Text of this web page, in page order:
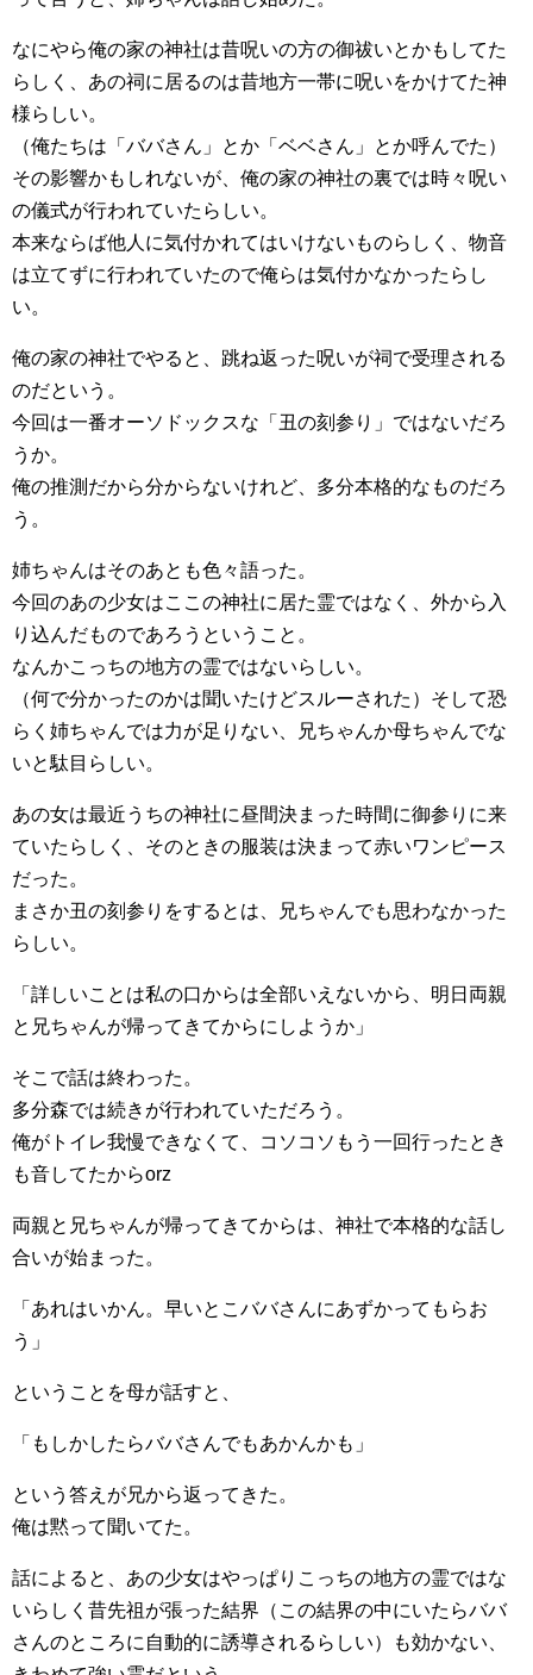
なにやら俺の家の神社は昔呪いの方の御祓いとかもしてた
らしく、あの祠に居るのは昔地方一帯に呪いをかけてた神
様らしい。
（俺たちは「ババさん」とか「ベベさん」とか呼んでた）
その影響かもしれないが、俺の家の神社の裏では時々呪い
の儀式が行われていたらしい。
本来ならば他人に気付かれてはいけないものらしく、物音
は立てずに行われていたので俺らは気付かなかったらし
い。
俺の家の神社でやると、跳ね返った呪いが祠で受理される
のだという。
今回は一番オーソドックスな「丑の刻参り」ではないだろ
うか。
俺の推測だから分からないけれど、多分本格的なものだろ
う。
姉ちゃんはそのあとも色々語った。
今回のあの少女はここの神社に居た霊ではなく、外から入
り込んだものであろうということ。
なんかこっちの地方の霊ではないらしい。
（何で分かったのかは聞いたけどスルーされた）そして恐
らく姉ちゃんでは力が足りない、兄ちゃんか母ちゃんでな
いと駄目らしい。
あの女は最近うちの神社に昼間決まった時間に御参りに来
ていたらしく、そのときの服装は決まって赤いワンピース
だった。
まさか丑の刻参りをするとは、兄ちゃんでも思わなかった
らしい。
「詳しいことは私の口からは全部いえないから、明日両親
と兄ちゃんが帰ってきてからにしようか」
そこで話は終わった。
多分森では続きが行われていただろう。
俺がトイレ我慢できなくて、コソコソもう一回行ったとき
も音してたからorz
両親と兄ちゃんが帰ってきてからは、神社で本格的な話し
合いが始まった。
「あれはいかん。早いとこババさんにあずかってもらお
う」
ということを母が話すと、
「もしかしたらババさんでもあかんかも」
という答えが兄から返ってきた。
俺は黙って聞いてた。
話によると、あの少女はやっぱりこっちの地方の霊ではな
いらしく昔先祖が張った結界（この結界の中にいたらババ
さんのところに自動的に誘導されるらしい）も効かない、